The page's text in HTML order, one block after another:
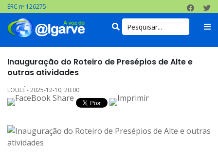
ERC nº 126275
Inauguração do Roteiro de Presépios de Alte e
outras atividades
LOULÉ - 2025-12-10, 20:00